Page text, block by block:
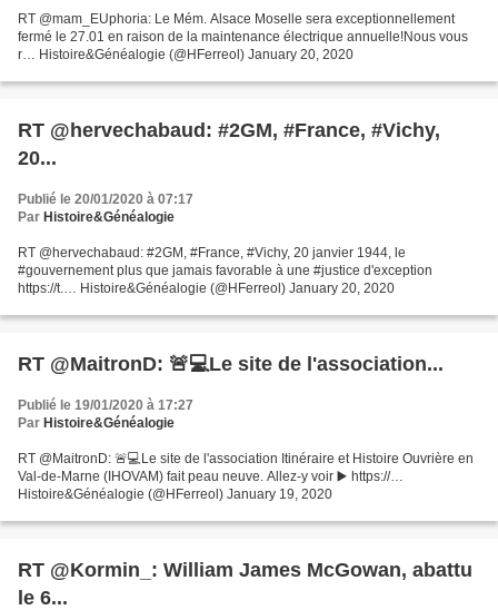
RT @mam_EUphoria: Le Mém. Alsace Moselle sera exceptionnellement
fermé le 27.01 en raison de la maintenance électrique annuelle!Nous vous
r… Histoire&Généalogie (@HFerreol) January 20, 2020
RT @hervechabaud: #2GM, #France, #Vichy,
20...
Publié le 20/01/2020 à 07:17
Par Histoire&Généalogie
RT @hervechabaud: #2GM, #France, #Vichy, 20 janvier 1944, le
#gouvernement plus que jamais favorable à une #justice d'exception
https://t.… Histoire&Généalogie (@HFerreol) January 20, 2020
RT @MaitronD: 🚨💻Le site de l'association...
Publié le 19/01/2020 à 17:27
Par Histoire&Généalogie
RT @MaitronD: 🚨💻Le site de l'association Itinéraire et Histoire Ouvrière en
Val-de-Marne (IHOVAM) fait peau neuve. Allez-y voir ▶️ https://…
Histoire&Généalogie (@HFerreol) January 19, 2020
RT @Kormin_: William James McGowan, abattu
le 6...